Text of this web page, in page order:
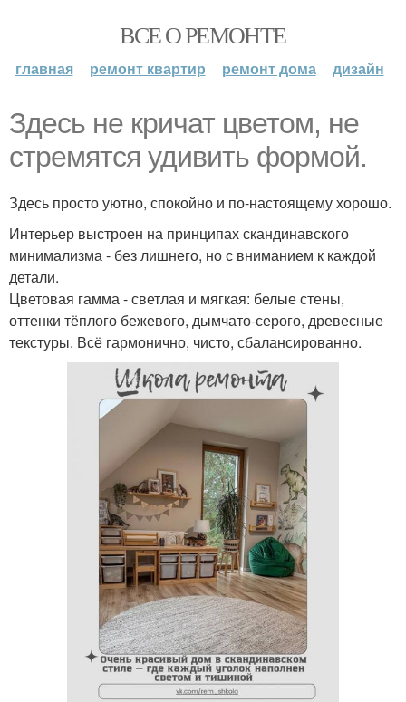
ВСЕ О РЕМОНТЕ
главная ремонт квартир ремонт дома дизайн
Здесь не кричат цветом, не
стремятся удивить формой.
Здесь просто уютно, спокойно и по-настоящему хорошо.
Интерьер выстроен на принципах скандинавского
минимализма - без лишнего, но с вниманием к каждой
детали.
Цветовая гамма - светлая и мягкая: белые стены,
оттенки тёплого бежевого, дымчато-серого, древесные
текстуры. Всё гармонично, чисто, сбалансированно.